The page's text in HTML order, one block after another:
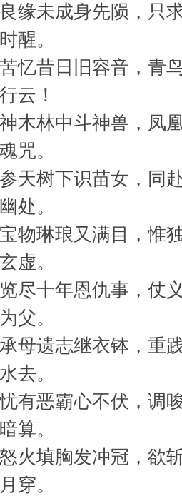
良缘未成身先陨，只
时醒。
苦忆昔日旧容音，青
行云！
神木林中斗神兽，凤
魂咒。
参天树下识苗女，同
幽处。
宝物琳琅又满目，惟
玄虚。
览尽十年恩仇事，仗
为父。
承母遗志继衣钵，重
水去。
忧有恶霸心不伏，调
暗算。
怒火填胸发冲冠，欲
月穿。